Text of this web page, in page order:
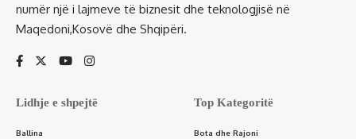
numër një i lajmeve të biznesit dhe teknologjisë në
Maqedoni,Kosovë dhe Shqipëri.
Lidhje e shpejtë
Ballina
Top Kategoritë
Bota dhe Rajoni